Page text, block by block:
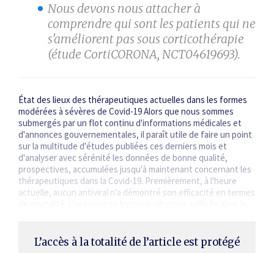
Nous devons nous attacher à
comprendre qui sont les patients qui ne
s'améliorent pas sous corticothérapie
(étude CortiCORONA, NCT04619693).
État des lieux des thérapeutiques actuelles dans les formes
modérées à sévères de Covid-19 Alors que nous sommes
submergés par un flot continu d'informations médicales et
d'annonces gouvernementales, il paraît utile de faire un point
sur la multitude d'études publiées ces derniers mois et
d'analyser avec sérénité les données de bonne qualité,
prospectives, accumulées jusqu'à maintenant concernant les
thérapeutiques dans la Covid-19. Premièrement, à l'heure
actuelle, aucun antiviral n'a démontré son efficacité en termes
L’accès à la totalité de l’article est protégé